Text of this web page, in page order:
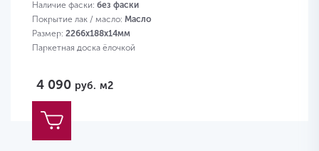
Наличие фаски: без фаски
Покрытие лак / масло: Масло
Размер: 2266х188х14мм
Паркетная доска ёлочкой
4 090 руб. м2